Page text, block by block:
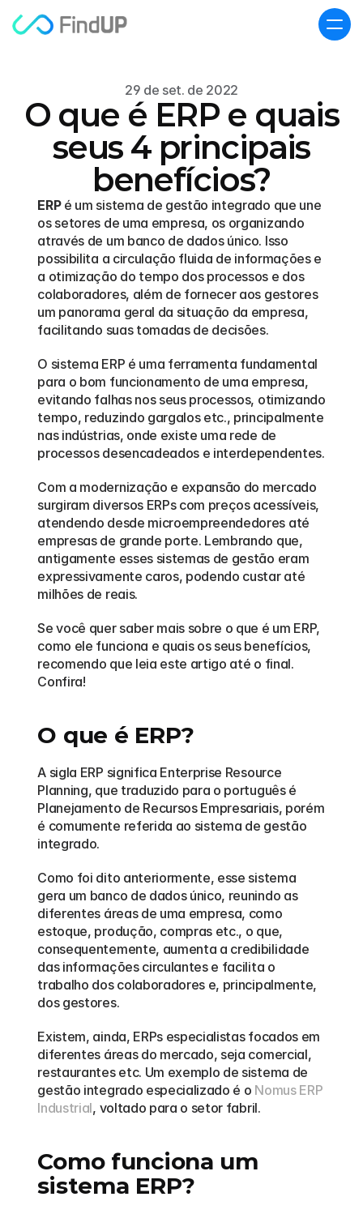
29 de set. de 2022
O que é ERP e quais
seus 4 principais
benefícios?
ERP é um sistema de gestão integrado que une
os setores de uma empresa, os organizando
através de um banco de dados único. Isso
possibilita a circulação fluida de informações e
a otimização do tempo dos processos e dos
colaboradores, além de fornecer aos gestores
um panorama geral da situação da empresa,
facilitando suas tomadas de decisões.
O sistema ERP é uma ferramenta fundamental
para o bom funcionamento de uma empresa,
evitando falhas nos seus processos, otimizando
tempo, reduzindo gargalos etc., principalmente
nas indústrias, onde existe uma rede de
processos desencadeados e interdependentes.
Com a modernização e expansão do mercado
surgiram diversos ERPs com preços acessíveis,
atendendo desde microempreendedores até
empresas de grande porte. Lembrando que,
antigamente esses sistemas de gestão eram
expressivamente caros, podendo custar até
milhões de reais.
Se você quer saber mais sobre o que é um ERP,
como ele funciona e quais os seus benefícios,
recomendo que leia este artigo até o final.
Confira!
O que é ERP?
A sigla ERP significa Enterprise Resource
Planning, que traduzido para o português é
Planejamento de Recursos Empresariais, porém
é comumente referida ao sistema de gestão
integrado.
Como foi dito anteriormente, esse sistema
gera um banco de dados único, reunindo as
diferentes áreas de uma empresa, como
estoque, produção, compras etc., o que,
consequentemente, aumenta a credibilidade
das informações circulantes e facilita o
trabalho dos colaboradores e, principalmente,
dos gestores.
Existem, ainda, ERPs especialistas focados em
diferentes áreas do mercado, seja comercial,
restaurantes etc. Um exemplo de sistema de
gestão integrado especializado é o Nomus ERP
Industrial, voltado para o setor fabril.
Como funciona um
sistema ERP?